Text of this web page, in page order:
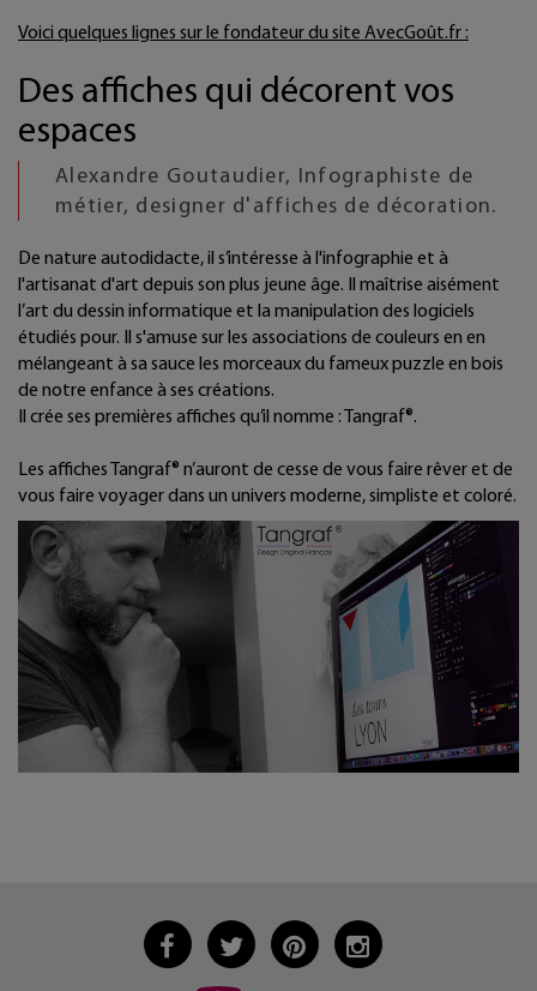
Voici quelques lignes sur le fondateur du site AvecGoût.fr :
Des affiches qui décorent vos
espaces
Alexandre Goutaudier, Infographiste de
métier, designer d'affiches de décoration.
De nature autodidacte, il s’intéresse à l'infographie et à
l'artisanat d'art depuis son plus jeune âge. Il maîtrise aisément
l’art du dessin informatique et la manipulation des logiciels
étudiés pour. Il s'amuse sur les associations de couleurs en en
mélangeant à sa sauce les morceaux du fameux puzzle en bois
de notre enfance à ses créations.
Il crée ses premières affiches qu’il nomme : Tangraf®.
Les affiches Tangraf® n’auront de cesse de vous faire rêver et de
vous faire voyager dans un univers moderne, simpliste et coloré.